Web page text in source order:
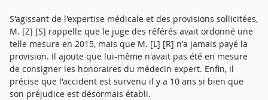
S'agissant de l'expertise médicale et des provisions sollicitées,
M. [Z] [S] rappelle que le juge des référés avait ordonné une
telle mesure en 2015, mais que M. [L] [R] n'a jamais payé la
provision. Il ajoute que lui-même n'avait pas été en mesure
de consigner les honoraires du médecin expert. Enfin, il
précise que l'accident est survenu il y a 10 ans si bien que
son préjudice est désormais établi.